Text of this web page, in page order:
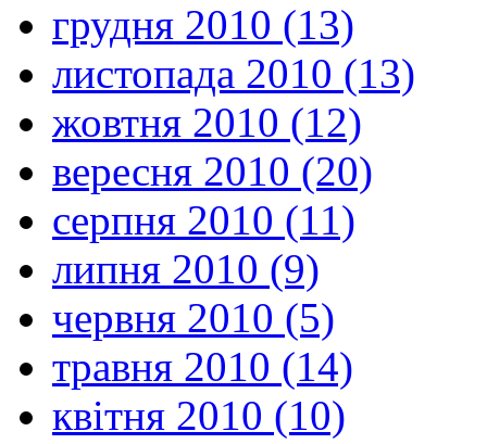
грудня 2010 (13)
листопада 2010 (13)
жовтня 2010 (12)
вересня 2010 (20)
серпня 2010 (11)
липня 2010 (9)
червня 2010 (5)
травня 2010 (14)
квітня 2010 (10)